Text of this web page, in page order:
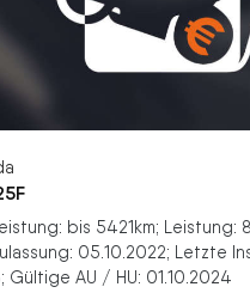
bis 5421km; Leistung:
05.10.2022; Letzte
Gültige AU / HU: 01.10.2024